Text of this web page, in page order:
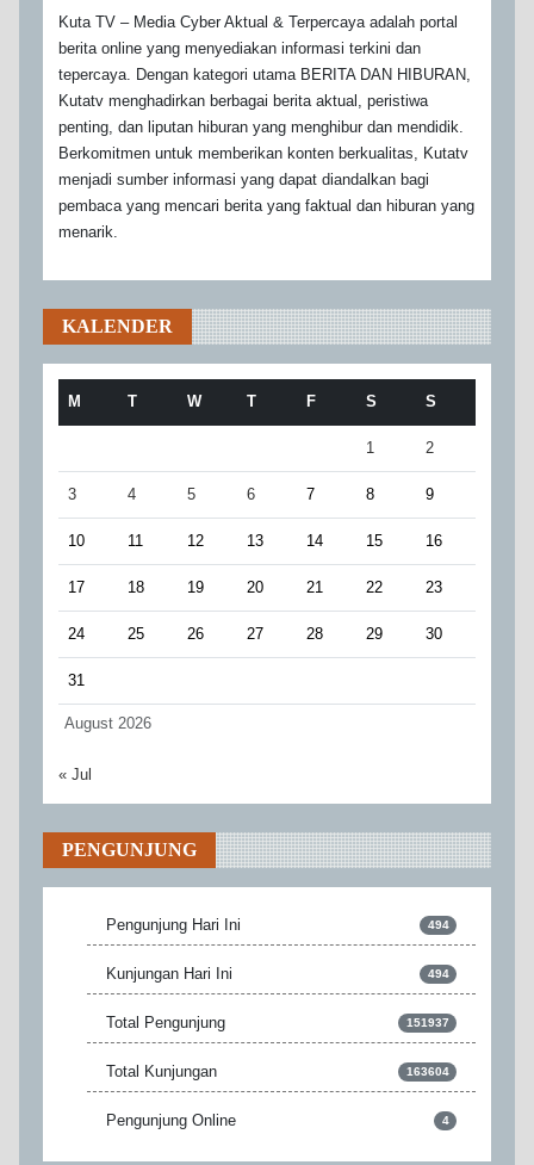
Kuta TV – Media Cyber Aktual & Terpercaya adalah portal
berita online yang menyediakan informasi terkini dan
tepercaya. Dengan kategori utama BERITA DAN HIBURAN,
Kutatv menghadirkan berbagai berita aktual, peristiwa
penting, dan liputan hiburan yang menghibur dan mendidik.
Berkomitmen untuk memberikan konten berkualitas, Kutatv
menjadi sumber informasi yang dapat diandalkan bagi
pembaca yang mencari berita yang faktual dan hiburan yang
menarik.
KALENDER
August 2026
M T W T F S S
1 2
3 4 5 6 7 8 9
10 11 12 13 14 15 16
17 18 19 20 21 22 23
24 25 26 27 28 29 30
31
« Jul
PENGUNJUNG
Pengunjung Hari Ini 494
Kunjungan Hari Ini 494
Total Pengunjung 151937
Total Kunjungan 163604
Pengunjung Online 4